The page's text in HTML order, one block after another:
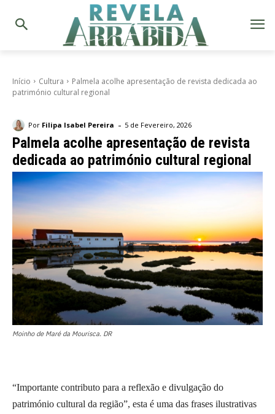
Início Cultura
Palmela acolhe apresentação de revista dedicada ao
património cultural regional
Por Filipa Isabel Pereira - 5 de Fevereiro, 2026
Palmela acolhe apresentação de revista
dedicada ao património cultural regional
Moinho de Maré da Mourisca. DR
“Importante contributo para a reflexão e divulgação do
património cultural da região”, esta é uma das frases ilustrativas